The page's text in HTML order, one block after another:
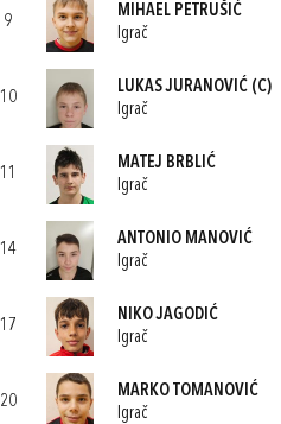
9
MIHAEL PETRUŠIĆ
Igrač
10
LUKAS JURANOVIĆ(C)
Igrač
11
MATEJ BRBLIĆ
Igrač
14
ANTONIO MANOVIĆ
Igrač
17
NIKO JAGODIĆ
Igrač
20
MARKO TOMANOVIĆ
Igrač